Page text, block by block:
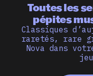
Toutes les
pépites
Classiques
raretés, rare
Nova dans